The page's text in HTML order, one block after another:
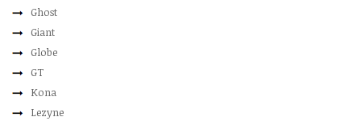
Ghost
Giant
Globe
GT
Kona
Lezyne